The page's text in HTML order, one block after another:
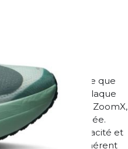
est plus légère que
foulée. La plaque
la mousse ZoomX,
à chaque foulée.
améliore l'efficacité et
fin, léger et adhérent